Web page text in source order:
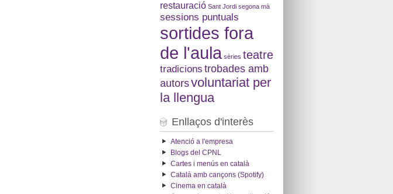
restauració Sant Jordi segona mà
sessions puntuals
sortides fora
de l'aula sèries teatre
tradicions trobades amb
autorsvoluntariat per
la llengua
Enllaços d'interès
Atenció a l'empresa
Blogs del CPNL
Cartes i menús en català
Català amb cançons (Spotify)
Cinema en català